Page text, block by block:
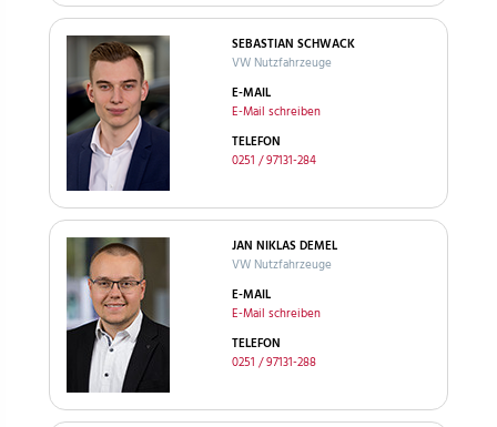
SEBASTIAN SCHWACK
VW Nutzfahrzeuge
E-MAIL
E-Mail schreiben
TELEFON
0251 / 97131-284
JAN NIKLAS DEMEL
VW Nutzfahrzeuge
E-MAIL
E-Mail schreiben
TELEFON
0251 / 97131-288